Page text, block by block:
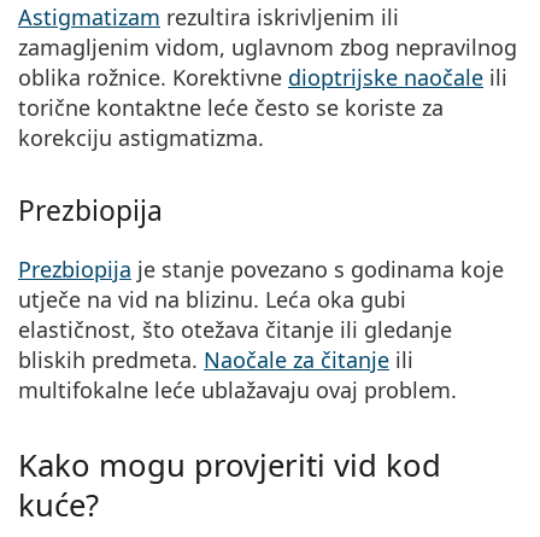
Astigmatizam rezultira iskrivljenim ili
zamagljenim vidom, uglavnom zbog nepravilnog
oblika rožnice. Korektivne dioptrijske naočale ili
torične kontaktne leće često se koriste za
korekciju astigmatizma.
Prezbiopija
Prezbiopija je stanje povezano s godinama koje
utječe na vid na blizinu. Leća oka gubi
elastičnost, što otežava čitanje ili gledanje
bliskih predmeta. Naočale za čitanje ili
multifokalne leće ublažavaju ovaj problem.
Kako mogu provjeriti vid kod
kuće?